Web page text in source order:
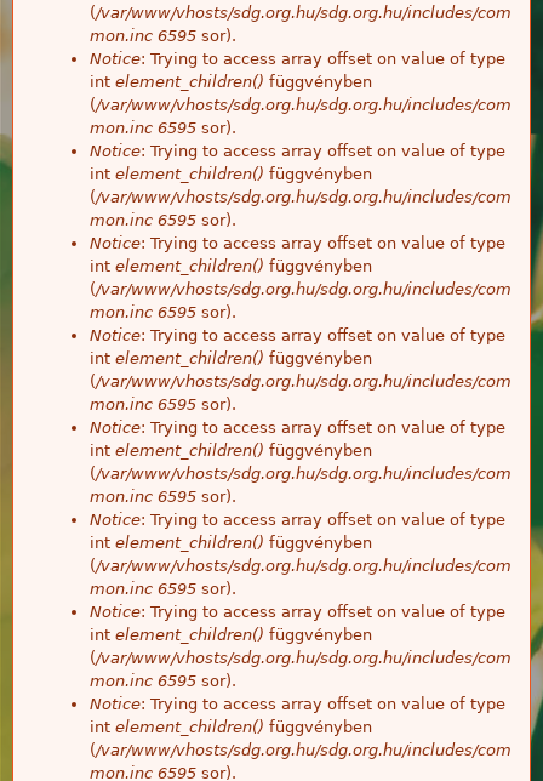
(/var/www/vhosts/sdg.org.hu/sdg.org.hu/includes/com
mon.inc 6595 sor).
Notice: Trying to access array offset on value of type
int element_children() függvényben
(/var/www/vhosts/sdg.org.hu/sdg.org.hu/includes/com
mon.inc 6595 sor).
Notice: Trying to access array offset on value of type
int element_children() függvényben
(/var/www/vhosts/sdg.org.hu/sdg.org.hu/includes/com
mon.inc 6595 sor).
Notice: Trying to access array offset on value of type
int element_children() függvényben
(/var/www/vhosts/sdg.org.hu/sdg.org.hu/includes/com
mon.inc 6595 sor).
Notice: Trying to access array offset on value of type
int element_children() függvényben
(/var/www/vhosts/sdg.org.hu/sdg.org.hu/includes/com
mon.inc 6595 sor).
Notice: Trying to access array offset on value of type
int element_children() függvényben
(/var/www/vhosts/sdg.org.hu/sdg.org.hu/includes/com
mon.inc 6595 sor).
Notice: Trying to access array offset on value of type
int element_children() függvényben
(/var/www/vhosts/sdg.org.hu/sdg.org.hu/includes/com
mon.inc 6595 sor).
Notice: Trying to access array offset on value of type
int element_children() függvényben
(/var/www/vhosts/sdg.org.hu/sdg.org.hu/includes/com
mon.inc 6595 sor).
Notice: Trying to access array offset on value of type
int element_children() függvényben
(/var/www/vhosts/sdg.org.hu/sdg.org.hu/includes/com
mon.inc 6595 sor).